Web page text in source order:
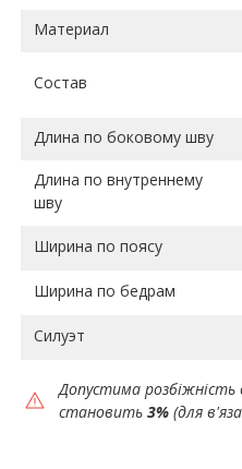
Материал
Состав
Длина по боковому шву
Длина по внутреннему
шву
Ширина по поясу
Ширина по бедрам
Силуэт
Допустима розбіжність
становить 3% (для